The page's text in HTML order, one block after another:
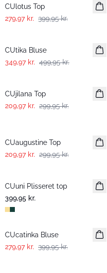
CUlotus Top
279,97 kr. 399,95 kr.
CUtika Bluse
349,97 kr. 499,95 kr.
CUjilana Top
209,97 kr. 299,95 kr.
CUaugustine Top
209,97 kr. 299,95 kr.
Nyhed
CUuni Plisseret top
399,95 kr.
-30%
CUcatinka Bluse
279,97 kr. 399,95 kr.